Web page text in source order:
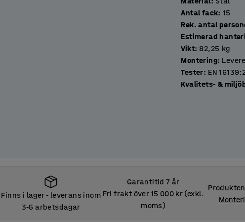
för uppmärkning. Lägg in en bild,
vem skåpet tillhör. Lås säljs separat.
damm och smuts från att samlas på
direkt i väggen eller, för en enklare
upp i en bärlist.
Antal fack: 15
Rek. antal
Estimerad
Vikt: 82,25 kg
Montering:
Tester: EN
Kvalitets- &
Finns i lager‑ leverans inom
3‑5 arbetsdagar
Garantitid 7 år
Fri frakt över 15 000 kr (exkl.
moms)